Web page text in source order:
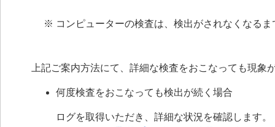
※ コンピューターの検査は、検出がされなくなる
上記ご案内方法にて、詳細な検査をおこなっても現象
何度検査をおこなっても検出が続く場合
ログを取得いただき、詳細な状況を確認します。